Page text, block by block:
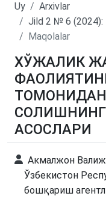
Uy
Arxivlar
Jild 2 № 6 (2024):
Maqolalar
ХЎЖАЛИК
ТОМОНИДАН
АСОСЛАРИ
Акмалжон
Ўзбекистон
бошқариш